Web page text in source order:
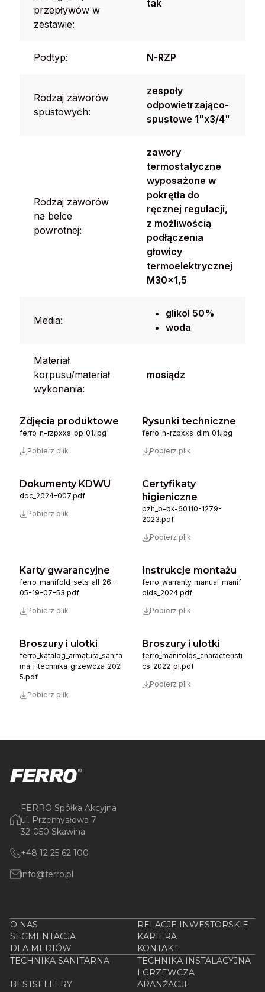
przepływów w
zestawie:
tak
Podtyp: N-RZP
Rodzaj zaworów
spustowych:
zespoły
odpowietrzająco-
spustowe 1"x3/4"
Rodzaj zaworów
na belce
powrotnej:
zawory
termostatyczne
wyposażone w
pokrętła do
ręcznej regulacji,
z możliwością
podłączenia
głowicy
termoelektrycznej
M30x1,5
Media:
glikol 50%
woda
Materiał
korpusu/materiał
wykonania:
mosiądz
Zdjęcia produktowe
ferro_n-rzpxxs_pp_01.jpg
Pobierz plik
Rysunki techniczne
ferro_n-rzpxxs_dim_01.jpg
Pobierz plik
Dokumenty KDWU
doc_2024-007.pdf
Pobierz plik
Certyfikaty
higieniczne
pzh_b-bk-60110-1279-
2023.pdf
Pobierz plik
Karty gwarancyjne
ferro_manifold_sets_all_26-
05-19-07-53.pdf
Pobierz plik
Instrukcje montażu
ferro_warranty_manual_manif
olds_2024.pdf
Pobierz plik
Broszury i ulotki
ferro_katalog_armatura_sanita
rna_i_technika_grzewcza_202
5.pdf
Pobierz plik
Broszury i ulotki
ferro_manifolds_characteristi
cs_2022_pl.pdf
Pobierz plik
FERRO Spółka Akcyjna
ul. Przemysłowa 7
32-050 Skawina
+48 12 25 62 100
info@ferro.pl
O NAS
RELACJE INWESTORSKIE
SEGMENTACJA
KARIERA
DLA MEDIÓW
KONTAKT
TECHNIKA SANITARNA
TECHNIKA INSTALACYJNA
I GRZEWCZA
BESTSELLERY
ARANŻACJE